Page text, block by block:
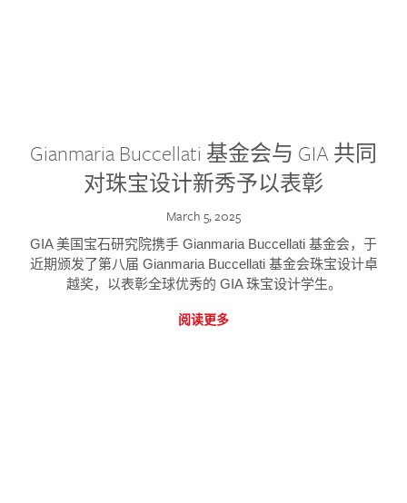
Gianmaria Buccellati 基金会与 GIA 共同
对珠宝设计新秀予以表彰
March 5, 2025
GIA 美国宝石研究院携手 Gianmaria Buccellati 基金会，于
近期颁发了第八届 Gianmaria Buccellati 基金会珠宝设计卓
越奖，以表彰全球优秀的 GIA 珠宝设计学生。
阅读更多